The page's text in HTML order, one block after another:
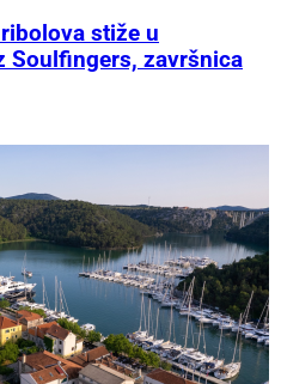
stiže u
Soulfingers, završnica